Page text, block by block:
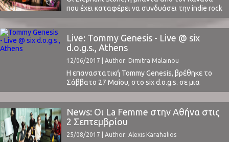
που έχει καταφέρει να συνδυάσει την indie rock
με αρκετά στοιχεία της παραδοσιακής ινδικής
μουσικής, επισκέπτονται την Ελλάδα για 3
εμφανίσεις.Την ερχόμενη Τετάρτη 27.09
στο Rover Bar (Θεσσαλονίκη), την Πέμπτη 28.09
στο Joker Bar (Άρτα) και Παρασκευή 29.09
στο Death Disco (Αθήνα).Ο δημιουργός τους
Rishi Dhir έχει διακριθεί στο σιτάρ. ...
Live: Tommy Genesis - Live @ six
d.o.g.s., Athens
12/06/2017 | Author: Dimitra Malainou
Η επαναστατική Tommy Genesis, βρέθηκε το
Σάββατο 27 Μαΐου, στο six d.o.g.s. σε μια
παραγωγή της plisskenlab του Plisskën Festival
για να μας δώσει μια γερή δόση από αυτό που η
ίδια αποκαλεί «φετιχιστικό ραπ».Γεννημένη στο
Βανκούβερ του Καναδά με σουηδική και Ταμίλ
καταγωγή, η εξωτική της παρουσία
αναπόφευκτα τραβά ...
News: Οι La Femme στην Αθήνα στις
2 Σεπτεμβρίου
25/08/2017 | Author: Alexis Karahalios